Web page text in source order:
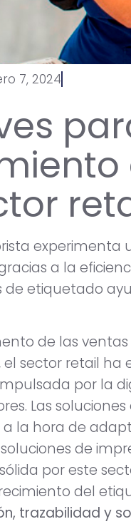
a la
de etiquetado
de las
el sector retail
por la
Las
la hora de
de
por este
del
trazabilidad y